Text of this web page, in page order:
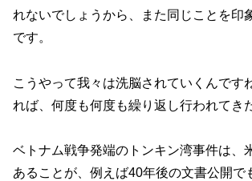
れないでしょうから、また同じことを印
です。
こうやって我々は洗脳されていくんです
れば、何度も何度も繰り返し行われてき
ベトナム戦争発端のトンキン湾事件は、
あることが、例えば40年後の文書公開で